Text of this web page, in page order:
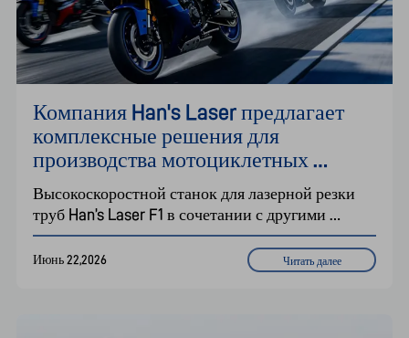
Компания Han's Laser предлагает
комплексные решения для
производства мотоциклетных
запчастей на всех этапах
производственного процесса.
Высокоскоростной станок для лазерной резки
труб Han’s Laser F1 в сочетании с другими
станками обеспечивает высокоточные решения
для рам мотоциклов, компонентов и
металлоконструкций, повышая эффективность
Июнь 22,2026 Читать далее